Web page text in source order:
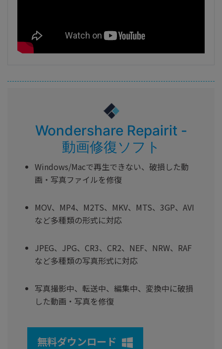
Wondershare Repairit -
動画修復ソフト
Windows/Macで再生できない、破損した動
画・写真ファイルを修復
MOV、MP4、M2TS、MKV、MTS、3GP、AVI
など多種類の形式に対応
JPEG、JPG、CR3、CR2、NEF、NRW、RAF
など多種類の写真形式に対応
写真撮影中、転送中、編集中、変換中に破損
した動画・写真を修復
無料ダウンロード